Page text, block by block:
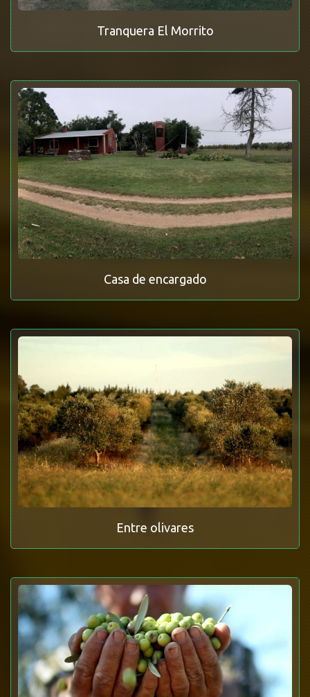
Tranquera El Morrito
Casa de encargado
Entre olivares